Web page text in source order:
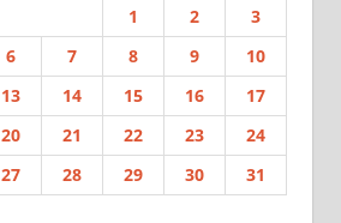
1
2
3
6 7 8 9
10
13 14 15 16
17
20 21 22 23
24
27 28 29 30
31